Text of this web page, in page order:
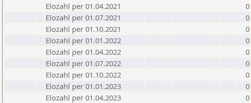
Elozahl per 01.04.2021
0
Elozahl per 01.07.2021
0
Elozahl per 01.10.2021
0
Elozahl per 01.01.2022
0
Elozahl per 01.04.2022
0
Elozahl per 01.07.2022
0
Elozahl per 01.10.2022
0
Elozahl per 01.01.2023
0
Elozahl per 01.04.2023
0